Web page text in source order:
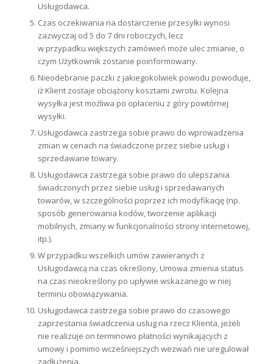
Usługodawca.
Czas oczekiwania na dostarczenie przesyłki wynosi
zazwyczaj od 5 do 7 dni roboczych, lecz
w przypadku większych zamówień może ulec zmianie, o
czym Użytkownik zostanie poinformowany.
Nieodebranie paczki z jakiegokolwiek powodu powoduje,
iż Klient zostaje obciążony kosztami zwrotu. Kolejna
wysyłka jest możliwa po opłaceniu z góry powtórnej
wysyłki.
Usługodawca zastrzega sobie prawo do wprowadzenia
zmian w cenach na świadczone przez siebie usługi i
sprzedawane towary.
Usługodawca zastrzega sobie prawo do ulepszania
świadczonych przez siebie usług i sprzedawanych
towarów, w szczególności poprzez ich modyfikację (np.
sposób generowania kodów, tworzenie aplikacji
mobilnych, zmiany w funkcjonalności strony internetowej,
itp.).
W przypadku wszelkich umów zawieranych z
Usługodawcą na czas określony, Umowa zmienia status
na czas nieokreślony po upływie wskazanego w niej
terminu obowiązywania.
Usługodawca zastrzega sobie prawo do czasowego
zaprzestania świadczenia usług na rzecz Klienta, jeżeli
nie realizuje on terminowo płatności wynikających z
umowy i pomimo wcześniejszych wezwań nie uregulował
zadłużenia.